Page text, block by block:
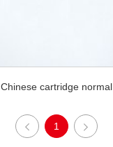
Chinese cartridge normal
1